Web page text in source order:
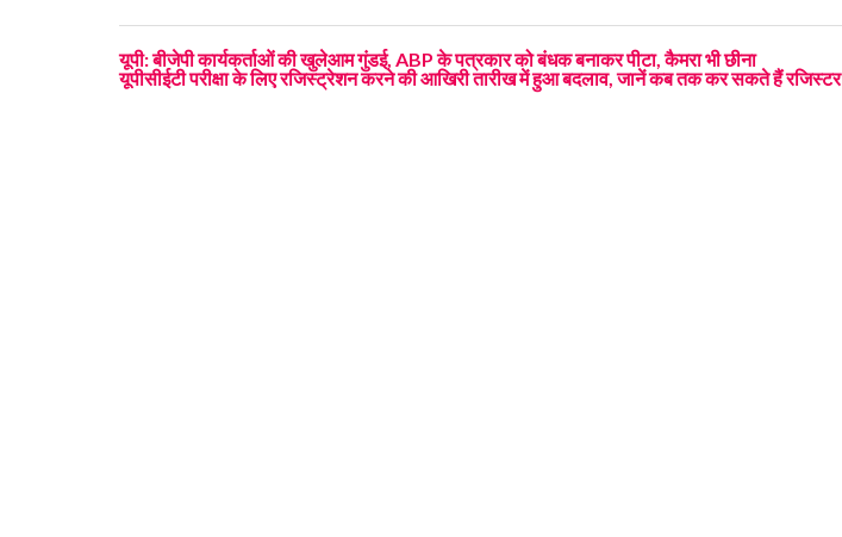
यूपी: बीजेपी कार्यकर्ताओं की खुलेआम गुंडई, ABP के पत्रकार को बंधक बनाकर पीटा, कैमरा भी छीना
यूपीसीईटी परीक्षा के लिए रजिस्ट्रेशन करने की आखिरी तारीख में हुआ बदलाव, जानें कब तक कर सकते हैं रजिस्टर